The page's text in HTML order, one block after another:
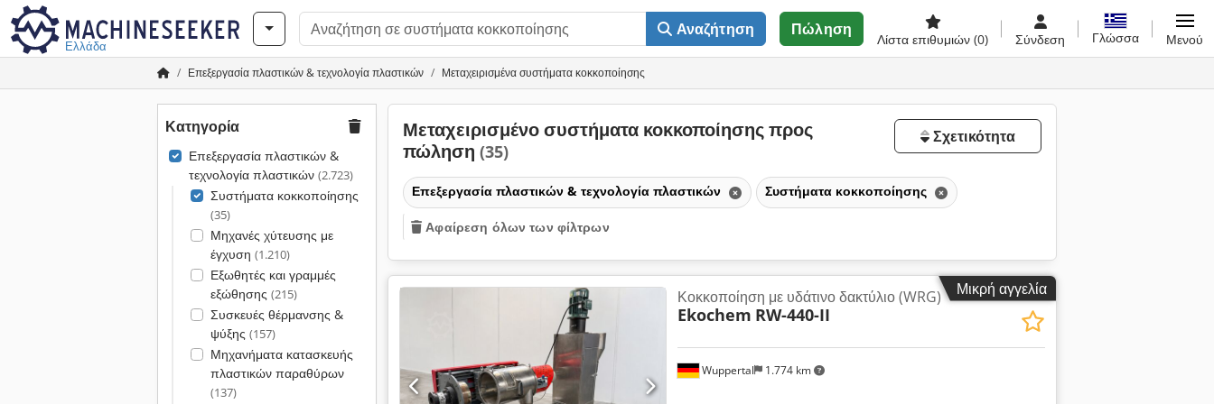
Ελλάδα
Αναζήτηση Πώληση
Λίστα επιθυμιών (0) Σύνδεση Γλώσσα Μενού
Επεξεργασία πλαστικών & τεχνολογία πλαστικών Μεταχειρισμένα συστήματα κοκκοποίησης
Κατηγορία
Επεξεργασία πλαστικών &
τεχνολογία πλαστικών (2.723)
Συστήματα κοκκοποίησης
(35)
Μηχανές χύτευσης με
έγχυση (1.210)
Εξωθητές και γραμμές
εξώθησης (215)
Συσκευές θέρμανσης &
ψύξης (157)
Μηχανήματα κατασκευής
πλαστικών παραθύρων
(137)
Μεταχειρισμένο συστήματα κοκκοποίησης προς
πώληση (35)
Σχετικότητα
Επεξεργασία πλαστικών & τεχνολογία πλαστικών Συστήματα κοκκοποίησης
Αφαίρεση όλων των φίλτρων
Μικρή αγγελία
Wuppertal 1.774 km
Κοκκοποίηση με υδάτινο δακτύλιο (WRG)
Ekochem RW-440-II